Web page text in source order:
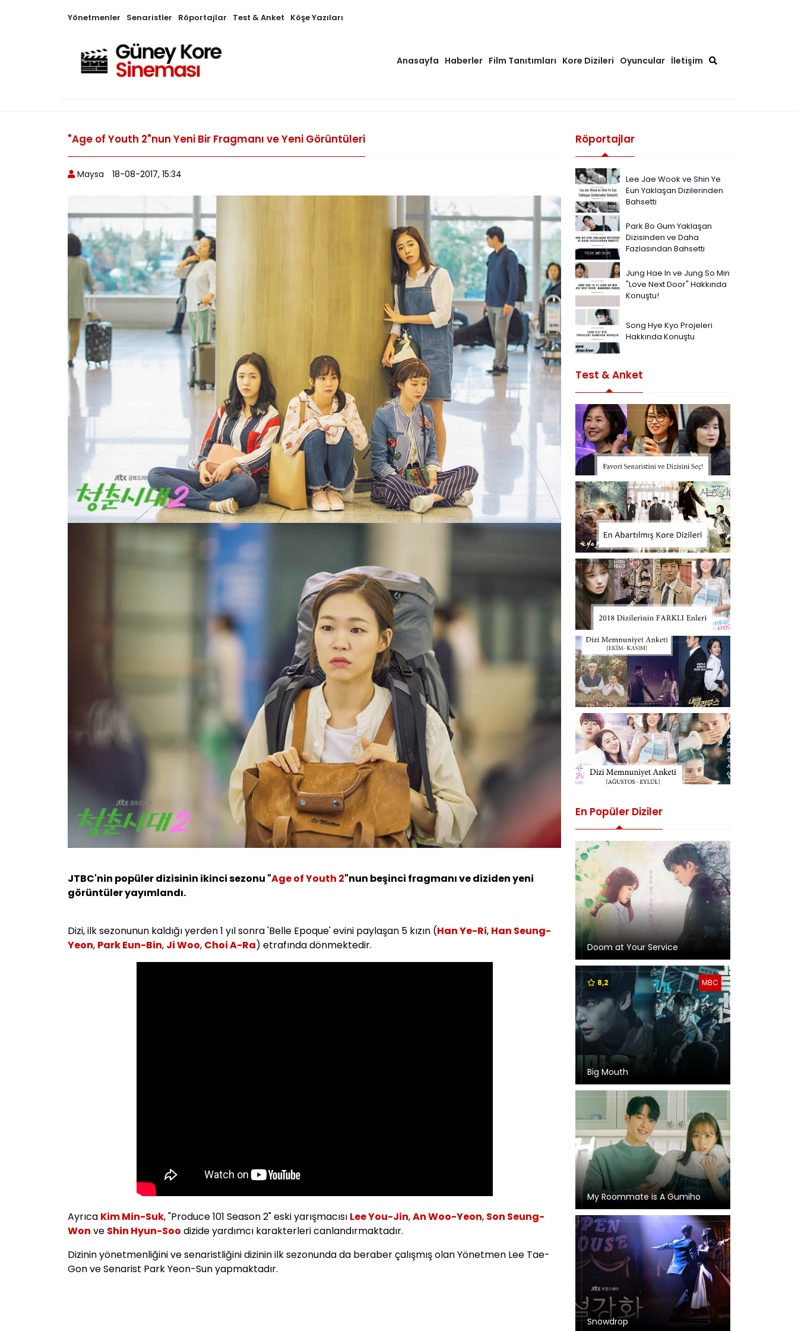
Yönetmenler Senaristler Röportajlar Test & Anket Köşe Yazıları
Anasayfa Haberler Film Tanıtımları Kore Dizileri Oyuncular İletişim
"Age of Youth 2"nun Yeni Bir Fragmanı ve Yeni Görüntüleri
Maysa 18-08-2017, 15:34
JTBC'nin popüler dizisinin ikinci sezonu "Age of Youth 2"nun beşinci fragmanı ve diziden yeni
görüntüler yayımlandı.
Dizi, ilk sezonunun kaldığı yerden 1 yıl sonra 'Belle Epoque' evini paylaşan 5 kızın (Han Ye-Ri, Han Seung-
Yeon, Park Eun-Bin, Ji Woo, Choi A-Ra) etrafında dönmektedir.
Ayrıca Kim Min-Suk, "Produce 101 Season 2" eski yarışmacısı Lee You-Jin,An Woo-Yeon, Son Seung-
Won ve Shin Hyun-Soo dizide yardımcı karakterleri canlandırmaktadır.
Dizinin yönetmenliğini ve senaristliğini dizinin ilk sezonunda da beraber çalışmış olan Yönetmen Lee Tae-
Gon ve Senarist Park Yeon-Sun yapmaktadır.
Röportajlar
Lee Jae Wook ve Shin Ye
Eun Yaklaşan Dizilerinden
Bahsetti
Park Bo Gum Yaklaşan
Dizisinden ve Daha
Fazlasından Bahsetti
Jung Hae In ve Jung So Min
"Love Next Door" Hakkında
Konuştu!
Song Hye Kyo Projeleri
Hakkında Konuştu
Test & Anket
En Popüler Diziler
Doom at Your Service
MBC
8,2
Big Mouth
My Roommate is A Gumiho
Snowdrop